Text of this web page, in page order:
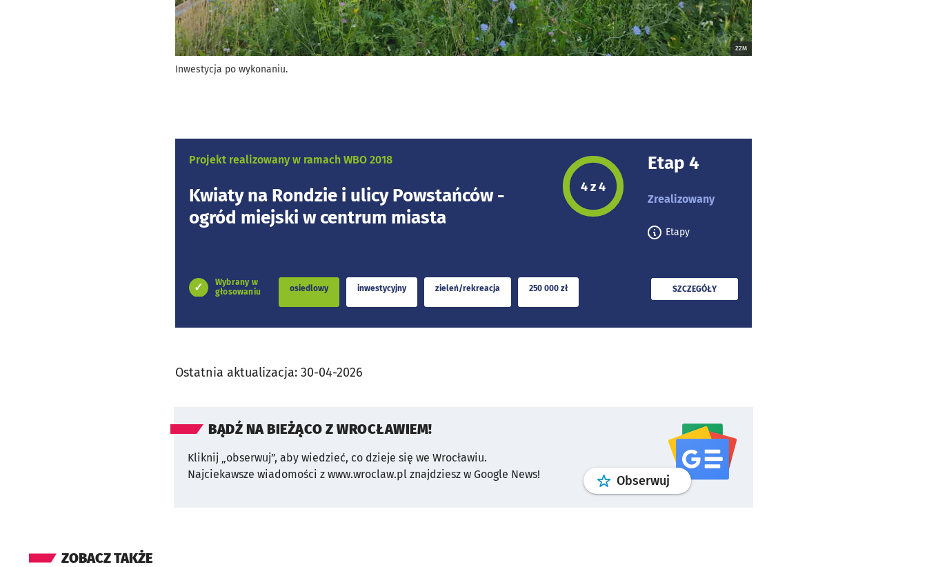
ZZM
Inwestycja po wykonaniu.
Projekt realizowany w ramach WBO 2018
Kwiaty na Rondzie i ulicy Powstańców -
ogród miejski w centrum miasta
Etap projektu:
4 z 4
Etap 4
Zrealizowany
Etapy
Wybrany w
głosowaniu
osiedlowy inwestycyjny zieleń/rekreacja 250 000 zł PRZECZYTAJ
SZCZEGÓŁY
Ostatnia aktualizacja: 30-04-2026
BĄDŹ NA BIEŻĄCO Z WROCŁAWIEM!
Kliknij „obserwuj”, aby wiedzieć, co dzieje się we Wrocławiu.
Najciekawsze wiadomości z www.wroclaw.pl znajdziesz w Google News!
Obserwuj profilgoogle news
ZOBACZ TAKŻE